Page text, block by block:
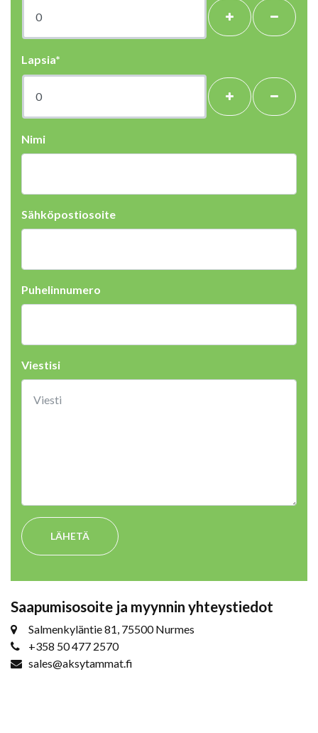
Lapsia*
Nimi
Sähköpostiosoite
Puhelinnumero
Viestisi
LÄHETÄ
Saapumisosoite ja myynnin yhteystiedot
Salmenkyläntie 81, 75500 Nurmes
+358 50 477 2570
sales@aksytammat.fi